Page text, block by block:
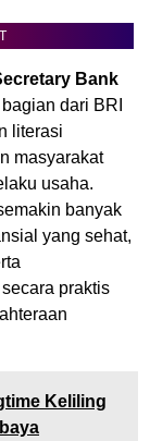
Bank
dari BRI
literasi
masyarakat
usaha.
banyak
yang sehat,
praktis
Keliling